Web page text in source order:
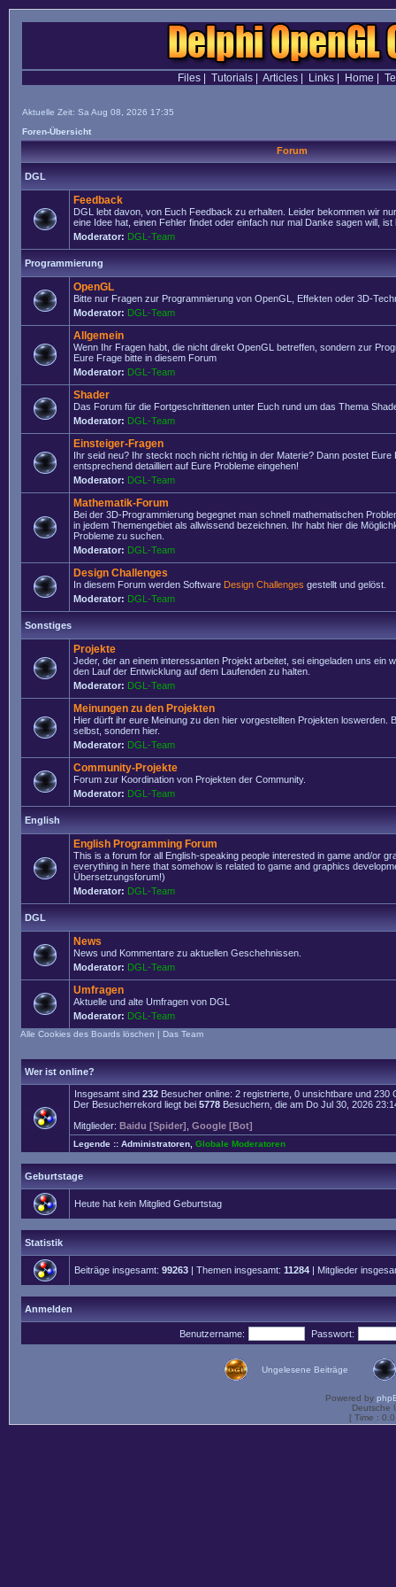
Files| Tutorials| Articles| Links| Home
Aktuelle Zeit: Sa Aug 08, 2026 17:35
Foren-Übersicht
Forum
DGL
Feedback
DGL lebt davon, von Euch Feedback zu erhalten. Leider bekommen wir
eine Idee hat, einen Fehler findet oder einfach nur mal Danke sagen will, ist
Moderator: DGL-Team
Programmierung
OpenGL
Bitte nur Fragen zur Programmierung von OpenGL, Effekten oder 3D-
Moderator: DGL-Team
Allgemein
Wenn Ihr Fragen habt, die nicht direkt OpenGL betreffen, sondern zur
Eure Frage bitte in diesem Forum
Moderator: DGL-Team
Shader
Das Forum für die Fortgeschrittenen unter Euch rund um das Thema
Moderator: DGL-Team
Einsteiger-Fragen
Ihr seid neu? Ihr steckt noch nicht richtig in der Materie? Dann postet Eure
entsprechend detailliert auf Eure Probleme eingehen!
Moderator: DGL-Team
Mathematik-Forum
Bei der 3D-Programmierung begegnet man schnell mathematischen
in jedem Themengebiet als allwissend bezeichnen. Ihr habt hier die
Probleme zu suchen.
Moderator: DGL-Team
Design Challenges
In diesem Forum werden Software Design Challenges gestellt und gelöst.
Moderator: DGL-Team
Sonstiges
Projekte
Jeder, der an einem interessanten Projekt arbeitet, sei eingeladen uns ein
den Lauf der Entwicklung auf dem Laufenden zu halten.
Moderator: DGL-Team
Meinungen zu den Projekten
Hier dürft ihr eure Meinung zu den hier vorgestellten Projekten loswerden.
selbst, sondern hier.
Moderator: DGL-Team
Community-Projekte
Forum zur Koordination von Projekten der Community.
Moderator: DGL-Team
English
English Programming Forum
This is a forum for all English-speaking people interested in game and/or
everything in here that somehow is related to game and graphics
Übersetzungsforum!)
Moderator: DGL-Team
DGL
News
News und Kommentare zu aktuellen Geschehnissen.
Moderator: DGL-Team
Umfragen
Aktuelle und alte Umfragen von DGL
Moderator: DGL-Team
Alle Cookies des Boards löschen | Das Team
Wer ist online?
Insgesamt sind 232 Besucher online: 2 registrierte, 0 unsichtbare und
Der Besucherrekord liegt bei 5778 Besuchern, die am Do Jul 30, 2026
Mitglieder: Baidu [Spider] Google [Bot]
Legende :: Administratoren Globale Moderatoren
Geburtstage
Heute hat kein Mitglied Geburtstag
Statistik
Beiträge insgesamt: 99263 | Themen insgesamt: 11284 | Mitglieder
Anmelden
Benutzername: Passwort:
Ungelesene Beiträge
Powered by
Deutsche
[ Time :